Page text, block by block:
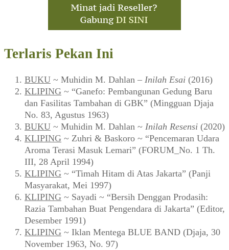
Terlaris Pekan Ini
BUKU ~ Muhidin M. Dahlan – Inilah Esai (2016)
KLIPING ~ “Ganefo: Pembangunan Gedung Baru
dan Fasilitas Tambahan di GBK” (Mingguan Djaja
No. 83, Agustus 1963)
BUKU ~ Muhidin M. Dahlan ~ Inilah Resensi (2020)
KLIPING ~ Zuhri & Baskoro ~ “Pencemaran Udara
Aroma Terasi Masuk Lemari” (FORUM_No. 1 Th.
III, 28 April 1994)
KLIPING ~ “Timah Hitam di Atas Jakarta” (Panji
Masyarakat, Mei 1997)
KLIPING ~ Sayadi ~ “Bersih Denggan Prodasih:
Razia Tambahan Buat Pengendara di Jakarta” (Editor,
Desember 1991)
KLIPING ~ Iklan Mentega BLUE BAND (Djaja, 30
November 1963, No. 97)